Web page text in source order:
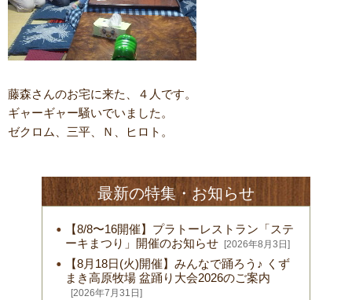
藤森さんのお宅に来た、４人です。
ギャーギャー騒いでいました。
ゼクロム、三平、Ｎ、ヒロト。
最新の特集・お知らせ
【8/8〜16開催】プラトーレストラン「ステ
ーキまつり」開催のお知らせ
[2026年8月3日]
【8月18日(火)開催】みんなで踊ろう♪ くず
まき高原牧場 盆踊り大会2026のご案内
[2026年7月31日]